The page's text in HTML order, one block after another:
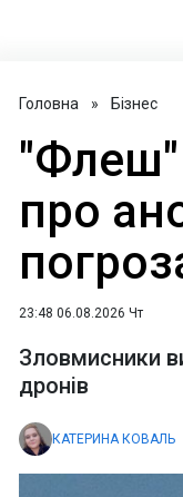
Головна » Бізнес
"Флеш"
про
23:48 06.08.2026 Чт
Зловмисники
дронів
КАТЕРИНА КОВАЛЬ